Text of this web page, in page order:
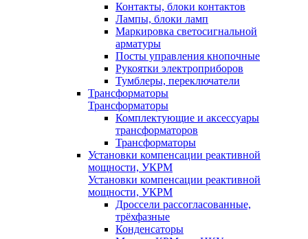
Контакты, блоки контактов
Лампы, блоки ламп
Маркировка светосигнальной
арматуры
Посты управления кнопочные
Рукоятки электроприборов
Тумблеры, переключатели
Трансформаторы
Трансформаторы
Комплектующие и аксессуары
трансформаторов
Трансформаторы
Установки компенсации реактивной
мощности, УКРМ
Установки компенсации реактивной
мощности, УКРМ
Дроссели рассогласованные,
трёхфазные
Конденсаторы